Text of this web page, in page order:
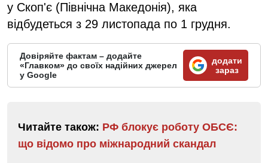
у Скоп'є (Північна Македонія), яка
відбудеться з 29 листопада по 1 грудня.
Довіряйте фактам – додайте
«Главком» до своїх надійних джерел
у Google
додати
зараз
Читайте також: РФ блокує роботу ОБСЄ:
що відомо про міжнародний скандал